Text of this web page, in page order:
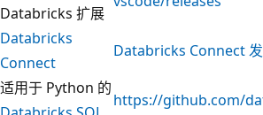
Databricks 扩展
Databricks
Connect
Databricks Connect
适用于 Python 的
https://github.com/